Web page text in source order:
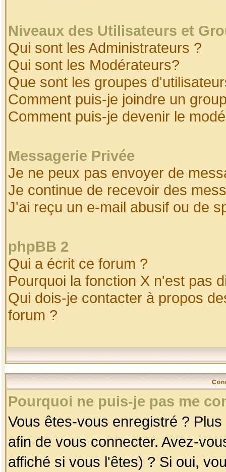
Niveaux des Utilisateurs et
Qui sont les Administrateurs ?
Qui sont les Modérateurs?
Que sont les groupes
Comment puis-je joindre un
Comment puis-je devenir le
Messagerie Privée
Je ne peux pas envoyer de
Je continue de recevoir des
J'ai reçu un e-mail abusif ou de
phpBB 2
Qui a écrit ce forum ?
Pourquoi la fonction X n'est pas
Qui dois-je contacter à propos
forum ?
Pourquoi ne puis-je pas me
Vous êtes-vous enregistré ?
afin de vous connecter. Avez-
affiché si vous l'êtes) ? Si oui,